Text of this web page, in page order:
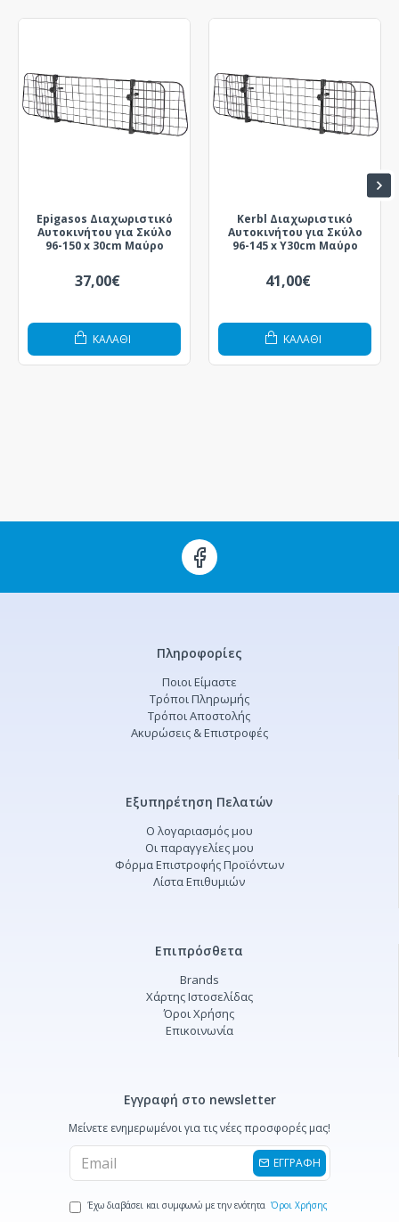
Epigasos Διαχωριστικό
Αυτοκινήτου για Σκύλο
96-150 x 30cm Μαύρο
37,00€
ΚΑΛΆΘΙ
Kerbl Διαχωριστικό
Αυτοκινήτου για Σκύλο
96-145 x Υ30cm Μαύρο
41,00€
ΚΑΛΆΘΙ
Πληροφορίες
Ποιοι Είμαστε
Τρόποι Πληρωμής
Τρόποι Αποστολής
Ακυρώσεις & Επιστροφές
Εξυπηρέτηση Πελατών
Ο λογαριασμός μου
Οι παραγγελίες μου
Φόρμα Επιστροφής Προϊόντων
Λίστα Επιθυμιών
Επιπρόσθετα
Brands
Χάρτης Ιστοσελίδας
Όροι Χρήσης
Επικοινωνία
Εγγραφή στο newsletter
Μείνετε ενημερωμένοι για τις νέες προσφορές μας!
ΕΓΓΡΑΦΗ
Έχω διαβάσει και συμφωνώ με την ενότητα Όροι Χρήσης